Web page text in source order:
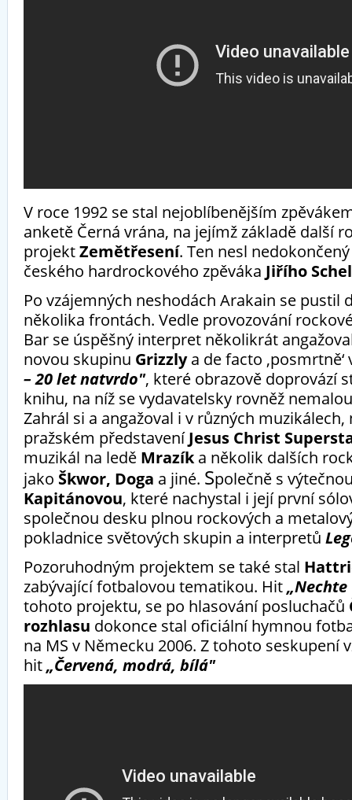
V roce 1992 se stal nejoblíbenějším
anketě Černá vrána, na jejímž základě další
projektZemětřesení. Ten nesl
českého hardrockového zpěváka Jiřího
Po vzájemných neshodách Arakain se pustil
několika frontách. Vedle provozování
Bar se úspěšný interpret několikrát
novou skupinu Grizzlya de facto ‚posmrtně‘
– 20 let natvrdo", které obrazově doprovází
knihu, na níž se vydavatelsky rovněž
Zahrál si a angažoval i v různých
pražském představeníJesus Christ
muzikál na ledě Mrazíka několik dalších
jako Škwor, Doga a jiné. Společně s
Kapitánovou, které nachystal i její první
společnou desku plnou rockových a
pokladnice světových skupin a interpretů
Pozoruhodným projektem se také stal
zabývající fotbalovou tematikou. Hit
tohoto projektu, se po hlasování posluchačů
rozhlasu dokonce stal oficiální hymnou
na MS v Německu 2006. Z tohoto seskupení
hit„Červená, modrá, bílá"